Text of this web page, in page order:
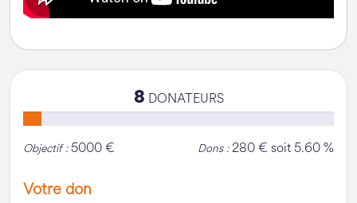
8 DONATEURS
Objectif :5000 € Dons : 280 € soit 5.60 %
Votre don